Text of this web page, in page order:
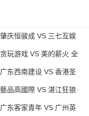
庆恒骏成 VS 三七互娱
玩游戏 VS 美的薪火 全
东西南建设 VS 香港圣
品高國際 VS 湛江狂狼·
东客家青年 VS 广州英